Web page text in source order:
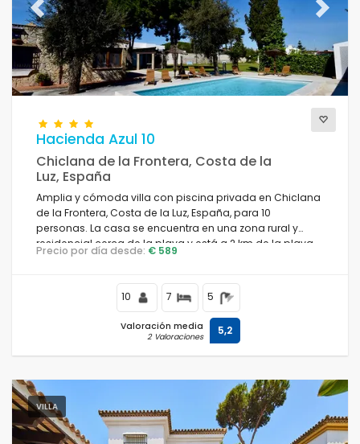
Previous Next
Hacienda Azul 10
Chiclana de la Frontera, Costa de la
Luz, España
Amplia y cómoda villa con piscina privada en Chiclana
de la Frontera, Costa de la Luz, España, para 10
personas. La casa se encuentra en una zona rural y
residencial cerca de la playa y está a 2 km de la playa
de La Barrosa.
Precio por día desde: € 589
10 7 5
Valoración media
2 Valoraciones 5,2
VILLA